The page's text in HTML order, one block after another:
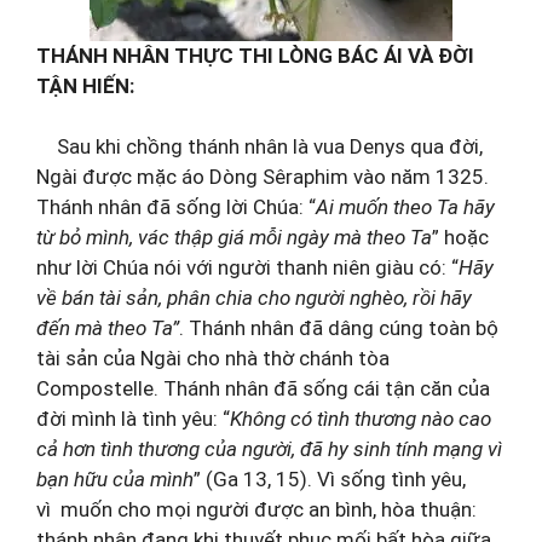
THÁNH NHÂN THỰC THI LÒNG BÁC ÁI VÀ ĐỜI
TẬN HIẾN:
Sau khi chồng thánh nhân là vua Denys qua đời,
Ngài được mặc áo Dòng Sêraphim vào năm 1325.
Thánh nhân đã sống lời Chúa: “Ai muốn theo Ta hãy
từ bỏ mình, vác thập giá mỗi ngày mà theo Ta” hoặc
như lời Chúa nói với người thanh niên giàu có: “Hãy
về bán tài sản, phân chia cho người nghèo, rồi hãy
đến mà theo Ta”. Thánh nhân đã dâng cúng toàn bộ
tài sản của Ngài cho nhà thờ chánh tòa
Compostelle. Thánh nhân đã sống cái tận căn của
đời mình là tình yêu: “Không có tình thương nào cao
cả hơn tình thương của người, đã hy sinh tính mạng vì
bạn hữu của mình” (Ga 13, 15). Vì sống tình yêu,
vì muốn cho mọi người được an bình, hòa thuận: